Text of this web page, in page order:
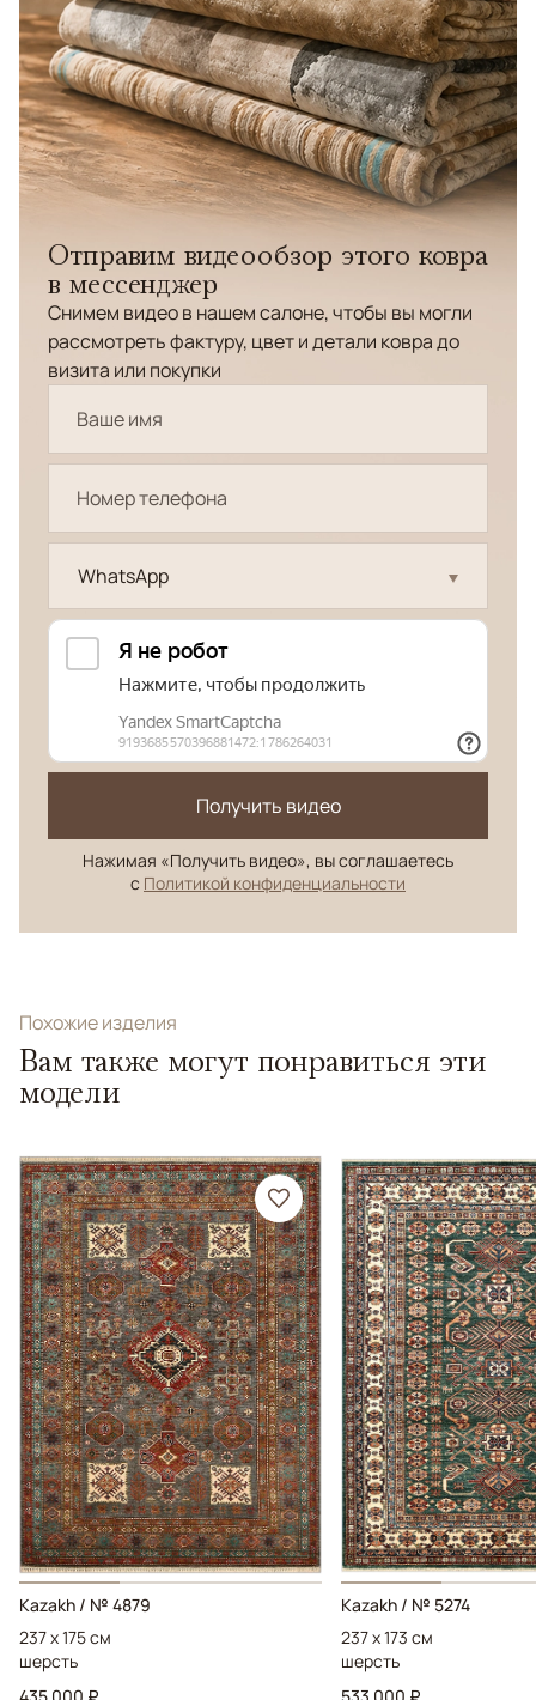
Отправим видеообзор этого ковра
в мессенджер
Снимем видео в нашем салоне, чтобы вы могли
рассмотреть фактуру, цвет и детали ковра до
визита или покупки
WhatsApp
Получить видео
Нажимая «Получить видео», вы соглашаетесь
с Политикой конфиденциальности
Похожие изделия
Вам также могут понравиться эти
модели
Kazakh / № 4879
237 x 175 см
шерсть
Kazakh / № 5274
237 x 173 см
шерсть